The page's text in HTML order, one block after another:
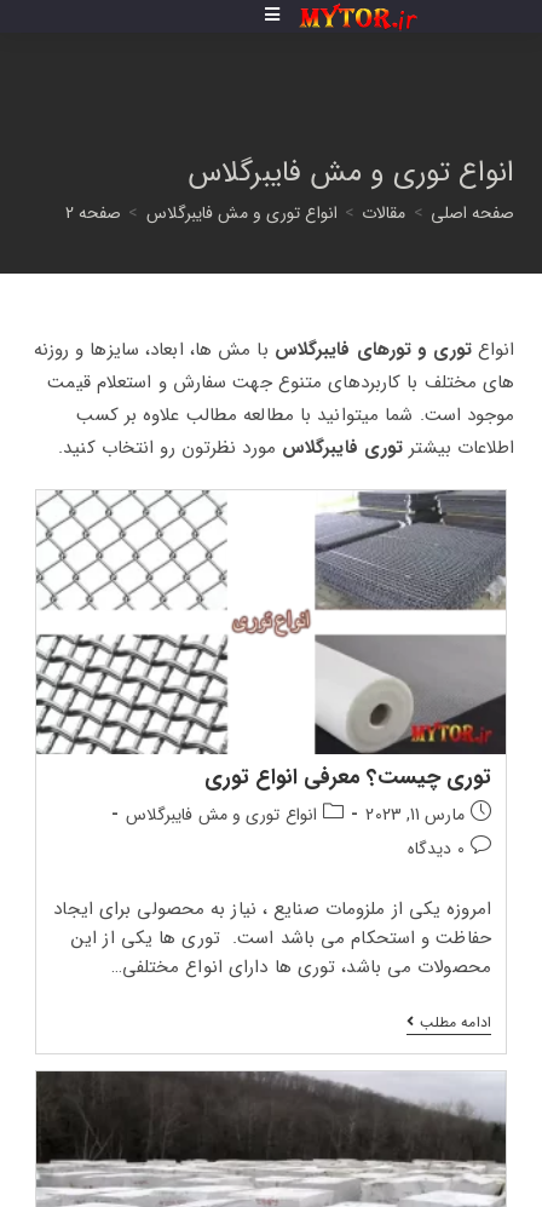
انواع توری و مش فایبرگلاس
صفحه اصلی > مقالات > انواع توری و مش فایبرگلاس > صفحه 2
انواعتوری و تورهای فایبرگلاس با مش ها، ابعاد، سایزها و روزنه
های مختلف با کاربردهای متنوع جهت سفارش و استعلام قیمت
موجود است. شما میتوانید با مطالعه مطالب علاوه بر کسب
اطلاعات بیشتر توری فایبرگلاس مورد نظرتون رو انتخاب کنید.
توری چیست؟ معرفی انواع توری
تاریخ
انتشار
پست:
مارس 11, 2023
دسته‌بندی
انواع توری و مش فایبرگلاس
دیدگاه‌های
0 دیدگاه
امروزه یکی از ملزومات صنایع ، نیاز به محصولی برای ایجاد
حفاظت و استحکام می باشد است. توری ها یکی از این
محصولات می باشد، توری ها دارای انواع مختلفی…
ادامه مطلبتوری
چیست؟
معرفی
توری